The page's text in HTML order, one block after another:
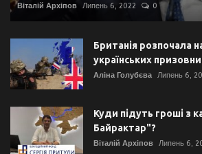
Віталій Архіпов Липень 6, 2022 0
Британія розпочала
українських
Аліна Голубєва Липень 6,
Куди підуть гроші з
Байрактар"?
Віталій Архіпов Липень 6,